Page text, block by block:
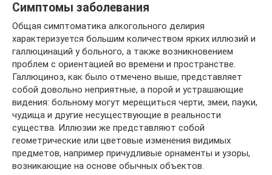
Симптомы заболевания
Общая симптоматика алкогольного делирия
характеризуется большим количеством ярких иллюзий и
галлюцинаций у больного, а также возникновением
проблем с ориентацией во времени и пространстве.
Галлюциноз, как было отмечено выше, представляет
собой довольно неприятные, а порой и устрашающие
видения: больному могут мерещиться черти, змеи, пауки,
чудища и другие несуществующие в реальности
существа. Иллюзии же представляют собой
геометрические или цветовые изменения видимых
предметов, например причудливые орнаменты и узоры,
возникающие на основе обычных объектов.